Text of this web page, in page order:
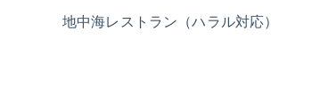
地中海レストラン（ハラル対応）